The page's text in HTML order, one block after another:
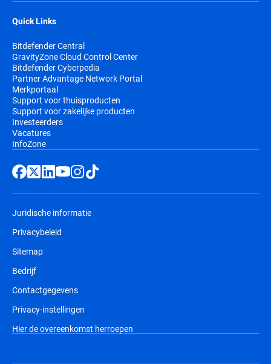
Quick Links
Bitdefender Central
GravityZone Cloud Control Center
Bitdefender Cyberpedia
Partner Advantage Network Portal
Merkportaal
Support voor thuisproducten
Support voor zakelijke producten
Investeerders
Vacatures
InfoZone
Juridische informatie
Privacybeleid
Sitemap
Bedrijf
Contactgegevens
Privacy-instellingen
Hier de overeenkomst herroepen